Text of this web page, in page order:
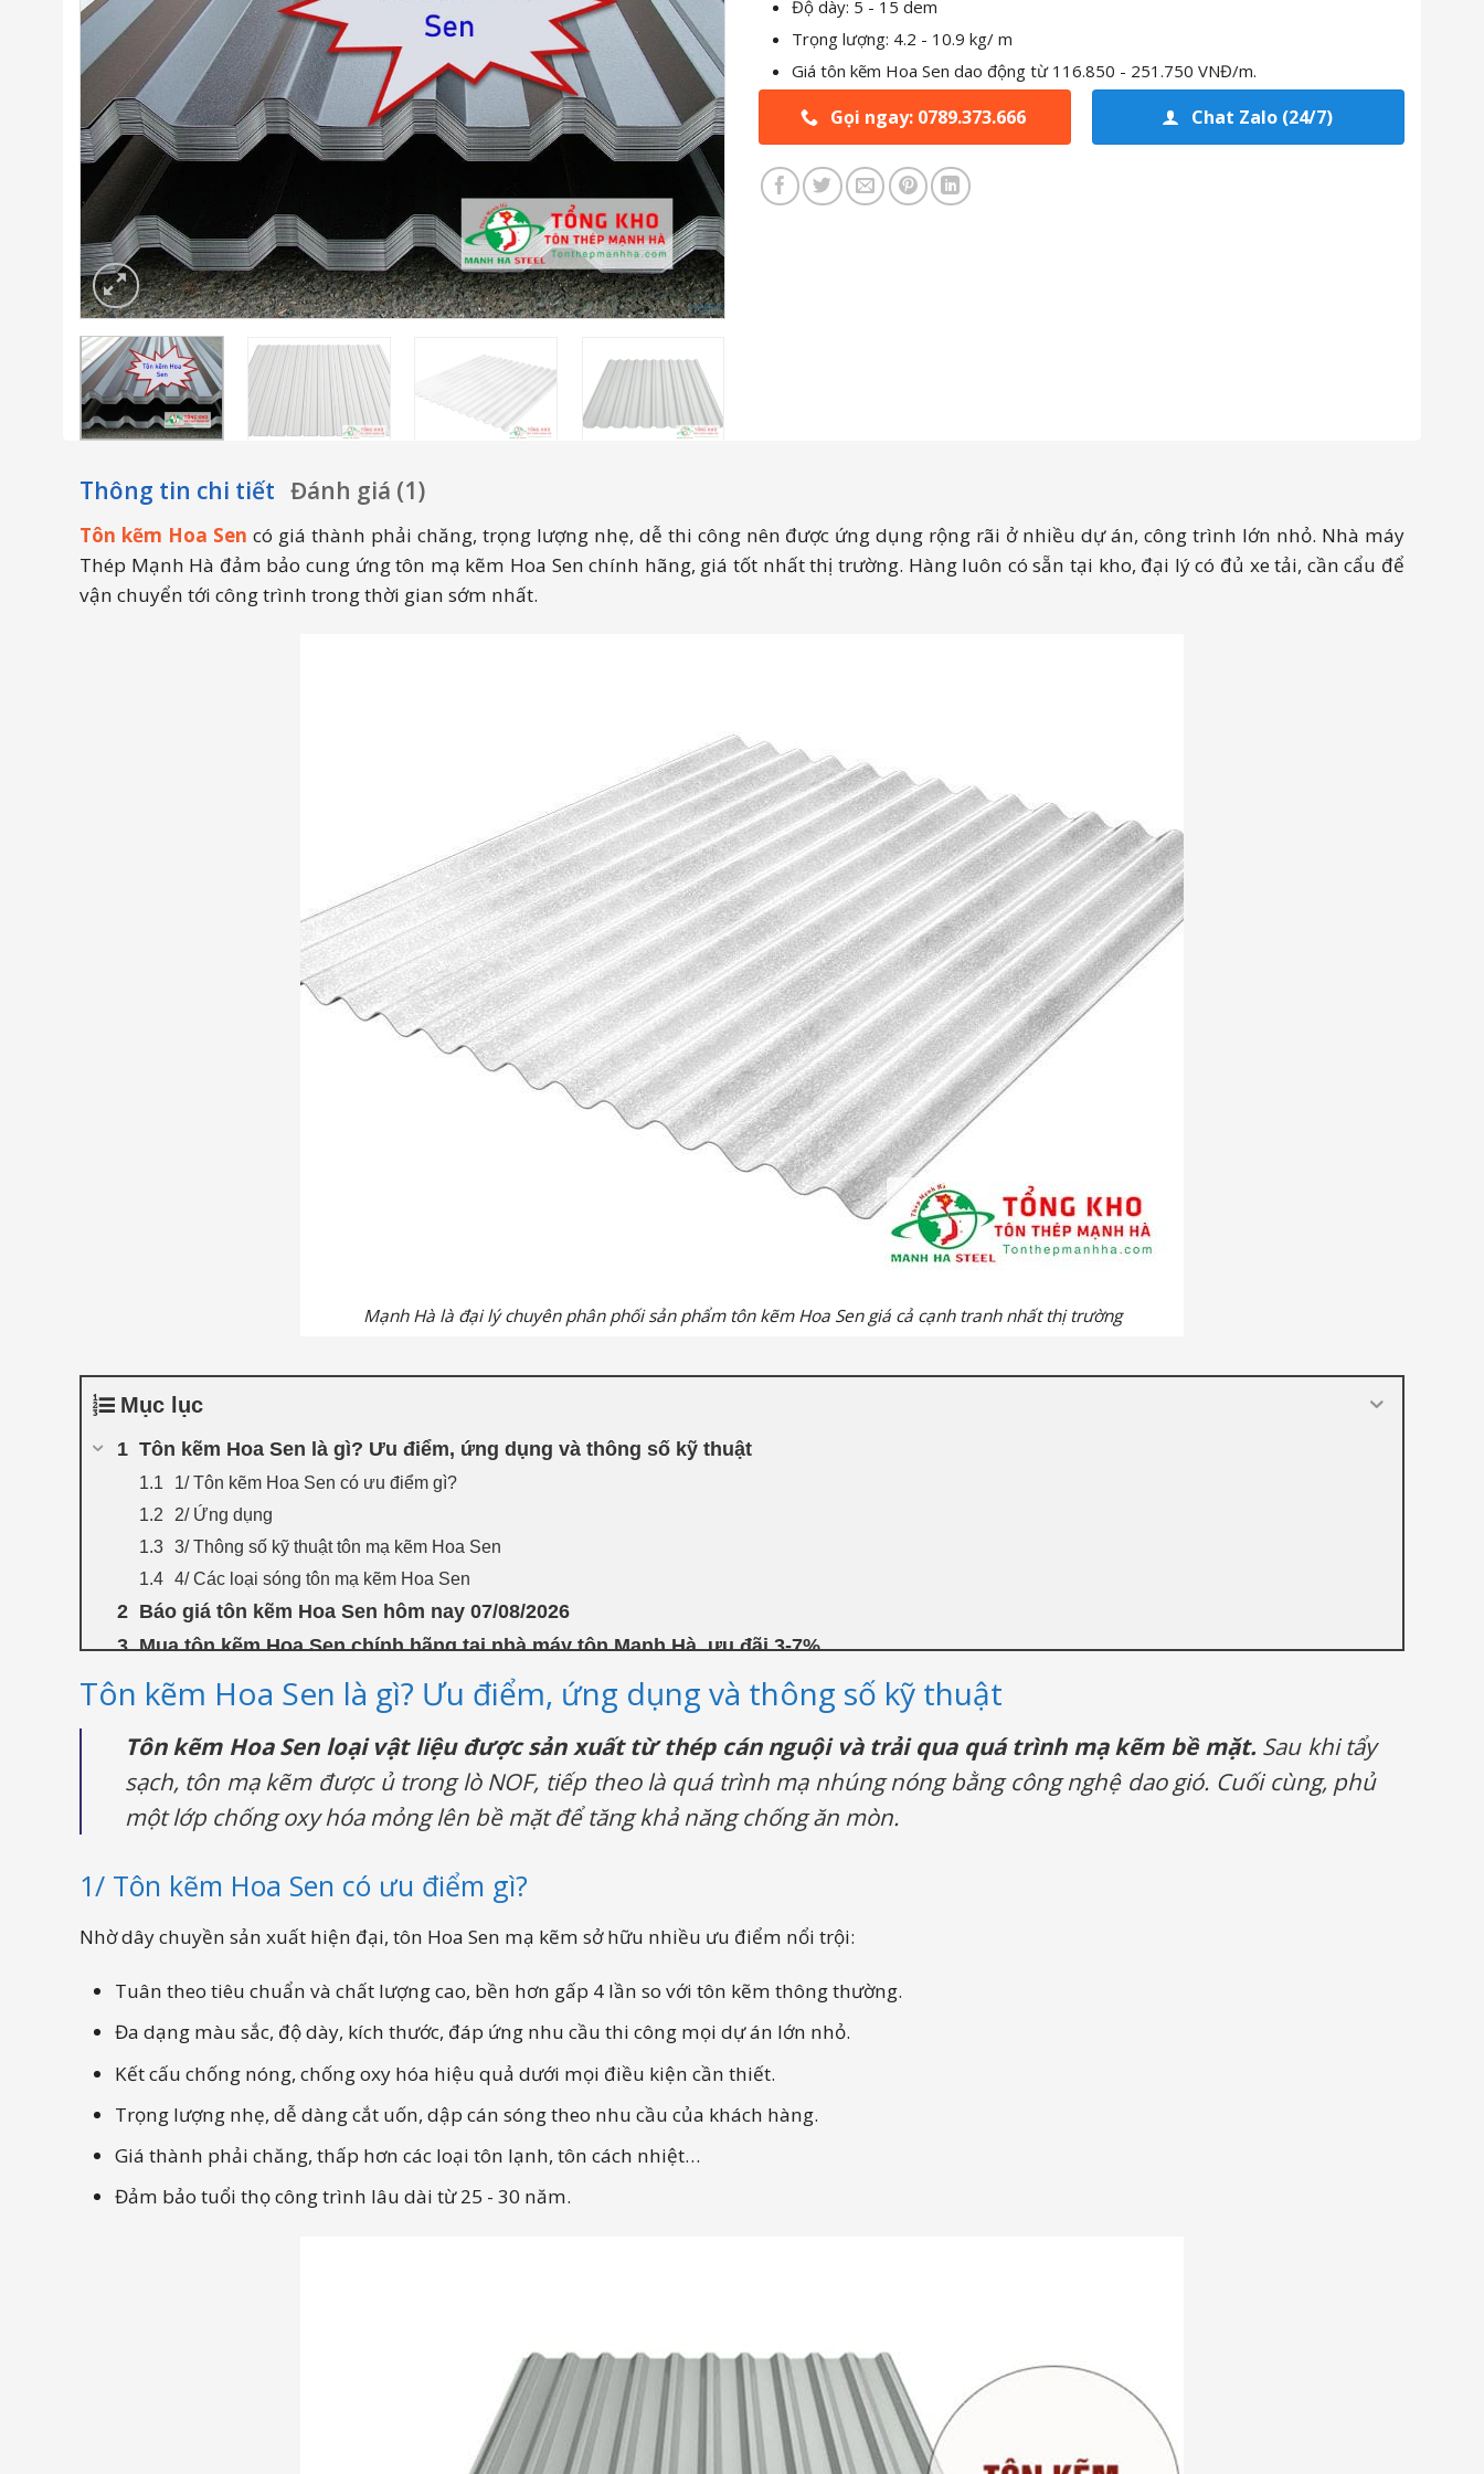
Độ dày: 5 - 15 dem
Trọng lượng: 4.2 - 10.9 kg/ m
Giá tôn kẽm Hoa Sen dao động từ 116.850 - 251.750 VNĐ/m.
Gọi ngay: 0789.373.666 Chat Zalo (24/7)
Thông tin chi tiết Đánh giá (1)
Tôn kẽm Hoa Sen có giá thành phải chăng, trọng lượng nhẹ, dễ thi công nên được ứng dụng rộng rãi ở nhiều dự án, công trình lớn nhỏ. Nhà máy
Thép Mạnh Hà đảm bảo cung ứng tôn mạ kẽm Hoa Sen chính hãng, giá tốt nhất thị trường. Hàng luôn có sẵn tại kho, đại lý có đủ xe tải, cần cẩu để
vận chuyển tới công trình trong thời gian sớm nhất.
Mạnh Hà là đại lý chuyên phân phối sản phẩm tôn kẽm Hoa Sen giá cả cạnh tranh nhất thị trường
Mục lục
Tôn kẽm Hoa Sen là gì? Ưu điểm, ứng dụng và thông số kỹ thuật
1/ Tôn kẽm Hoa Sen có ưu điểm gì?
2/ Ứng dụng
3/ Thông số kỹ thuật tôn mạ kẽm Hoa Sen
4/ Các loại sóng tôn mạ kẽm Hoa Sen
Báo giá tôn kẽm Hoa Sen hôm nay 07/08/2026
Mua tôn kẽm Hoa Sen chính hãng tại nhà máy tôn Mạnh Hà, ưu đãi 3-7%
Tôn kẽm Hoa Sen là gì? Ưu điểm, ứng dụng và thông số kỹ thuật
Tôn kẽm Hoa Sen loại vật liệu được sản xuất từ thép cán nguội và trải qua quá trình mạ kẽm bề mặt. Sau khi tẩy
sạch, tôn mạ kẽm được ủ trong lò NOF, tiếp theo là quá trình mạ nhúng nóng bằng công nghệ dao gió. Cuối cùng, phủ
một lớp chống oxy hóa mỏng lên bề mặt để tăng khả năng chống ăn mòn.
1/ Tôn kẽm Hoa Sen có ưu điểm gì?
Nhờ dây chuyền sản xuất hiện đại, tôn Hoa Sen mạ kẽm sở hữu nhiều ưu điểm nổi trội:
Tuân theo tiêu chuẩn và chất lượng cao, bền hơn gấp 4 lần so với tôn kẽm thông thường.
Đa dạng màu sắc, độ dày, kích thước, đáp ứng nhu cầu thi công mọi dự án lớn nhỏ.
Kết cấu chống nóng, chống oxy hóa hiệu quả dưới mọi điều kiện cần thiết.
Trọng lượng nhẹ, dễ dàng cắt uốn, dập cán sóng theo nhu cầu của khách hàng.
Giá thành phải chăng, thấp hơn các loại tôn lạnh, tôn cách nhiệt…
Đảm bảo tuổi thọ công trình lâu dài từ 25 - 30 năm.